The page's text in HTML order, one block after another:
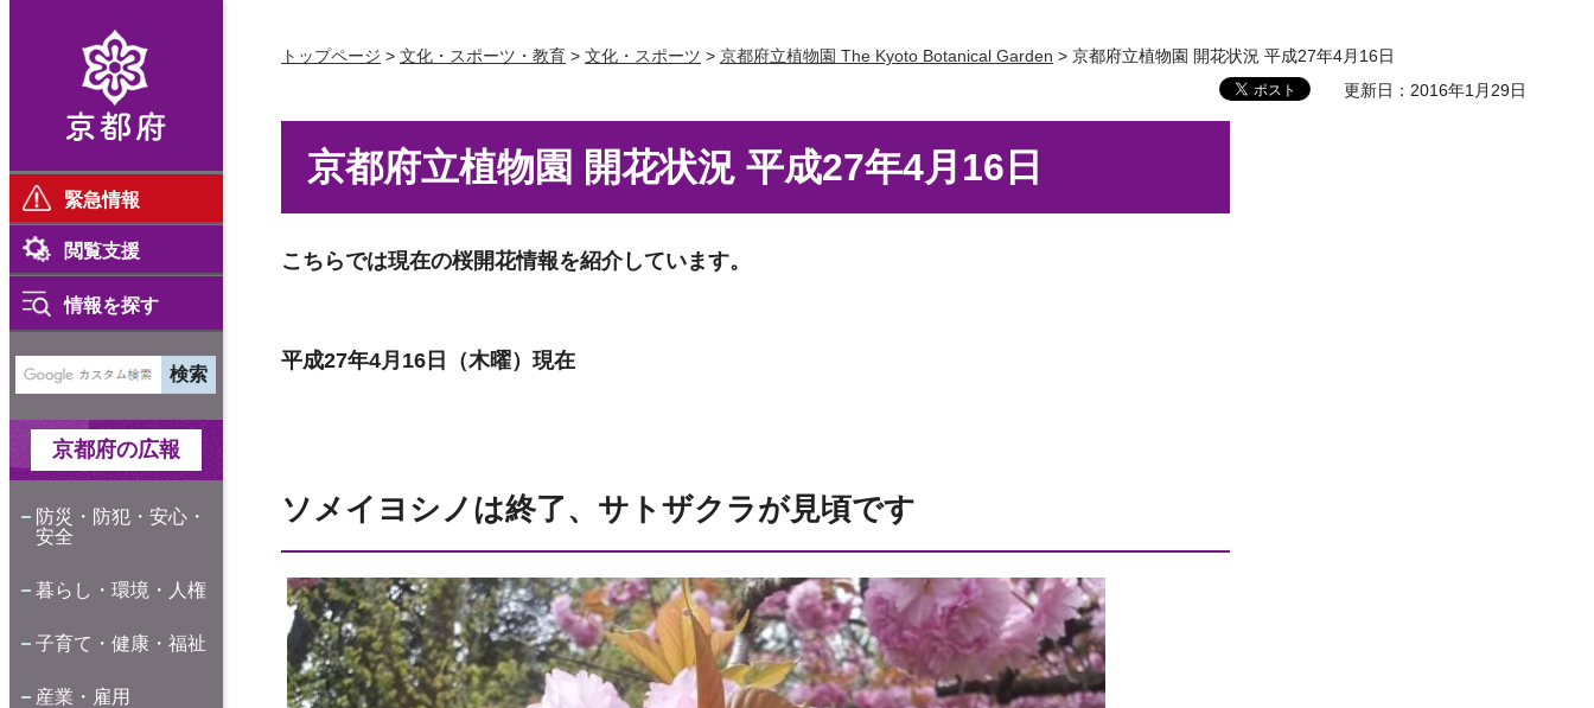
緊急情報
閲覧支援
情報を探す
京都府の広報
防災・防犯・安心・
安全
暮らし・環境・人権
子育て・健康・福祉
産業・雇用
トップページ > 文化・スポーツ・教育 > 文化・スポーツ > 京都府立植物園 The Kyoto Botanical Garden > 京都府立植物園 開花状況 平成27年4月16日
更新日：2016年1月29日
京都府立植物園 開花状況 平成27年4月16日
こちらでは現在の桜開花情報を紹介しています。
平成27年4月16日（木曜）現在
ソメイヨシノは終了、サトザクラが見頃です